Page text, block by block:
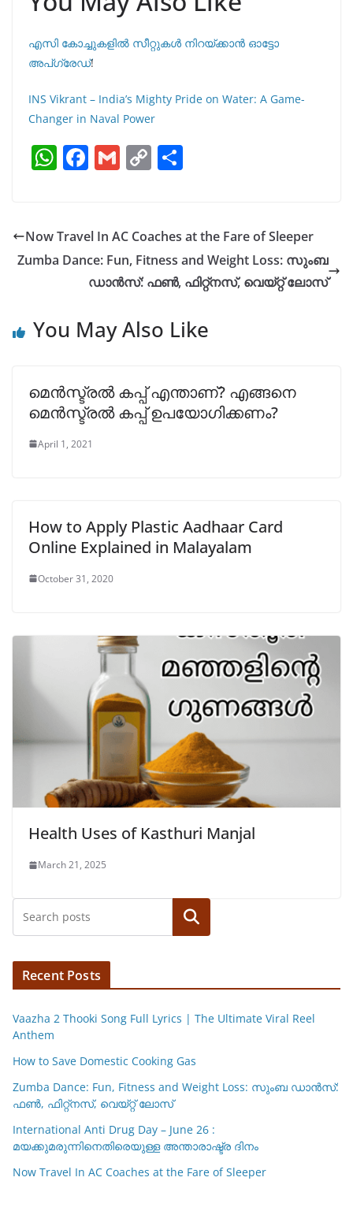
എസി കോച്ചുകളിൽ സീറ്റുകൾ നിറയ്ക്കാൻ ഓട്ടോ
അപ്ഗ്രേഡ്!
INS Vikrant – India’s Mighty Pride on Water: A Game-
Changer in Naval Power
W
h
s
A
F
a
e
b
o
k
G
m
l
C
o
y
Li
n
e
Now Travel In AC Coaches at the Fare of Sleeper
Zumba Dance: Fun, Fitness and Weight Loss: സുംബ
ഡാൻസ്: ഫണ്‍, ഫിറ്റ്നസ്, വെയ്റ്റ് ലോസ്
You May Also Like
മെൻസ്ട്രൽ കപ്പ്‌ എന്താണ്? എങ്ങനെ
മെൻസ്ട്രൽ കപ്പ്‌ ഉപയോഗിക്കണം?
April 1, 2021
How to Apply Plastic Aadhaar Card
Online Explained in Malayalam
October 31, 2020
Health Uses of Kasthuri Manjal
March 21, 2025
Search
Recent Posts
Vaazha 2 Thooki Song Full Lyrics | The Ultimate Viral Reel
Anthem
How to Save Domestic Cooking Gas
Zumba Dance: Fun, Fitness and Weight Loss: സുംബ ഡാൻസ്:
ഫണ്‍, ഫിറ്റ്നസ്, വെയ്റ്റ് ലോസ്
International Anti Drug Day – June 26 :
മയക്കുമരുന്നിനെതിരെയുള്ള അന്താരാഷ്ട്ര ദിനം
Now Travel In AC Coaches at the Fare of Sleeper